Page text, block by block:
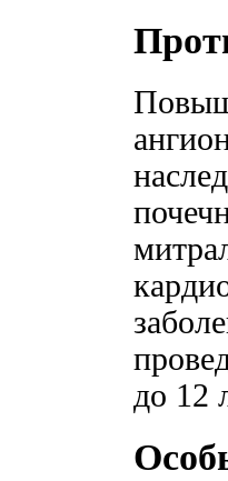
до 12